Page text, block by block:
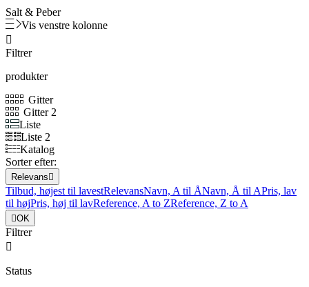
Salt & Peber
Vis venstre kolonne

Filtrer
produkter
Gitter
Gitter 2
Liste
Liste 2
Katalog
Sorter efter:
Relevans
Tilbud, højest til lavestRelevansNavn, A til ÅNavn, Å til APris, lav
til højPris, høj til lavReference, A to ZReference, Z to A
OK
Filtrer

Status